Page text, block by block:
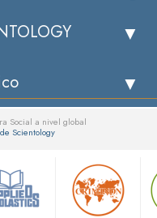
Social a nivel global
Scientology